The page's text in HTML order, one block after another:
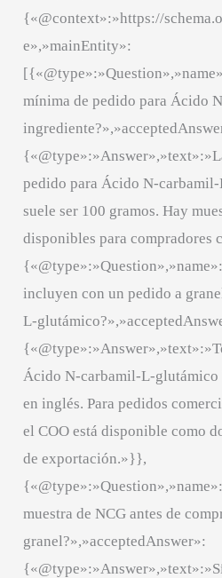
{«@context»:»https://
e»,»mainEntity»:
mínima de pedido para Ácido
pedido para Ácido N-
suele ser 100 gramos. Hay
disponibles para compradores
incluyen con un pedido a
L-
Ácido N-carbamil-L-glutámico
en inglés. Para pedidos
el COO está disponible como
de exportación.»}},
muestra de NCG antes de
granel?»,»acceptedAnswer»: